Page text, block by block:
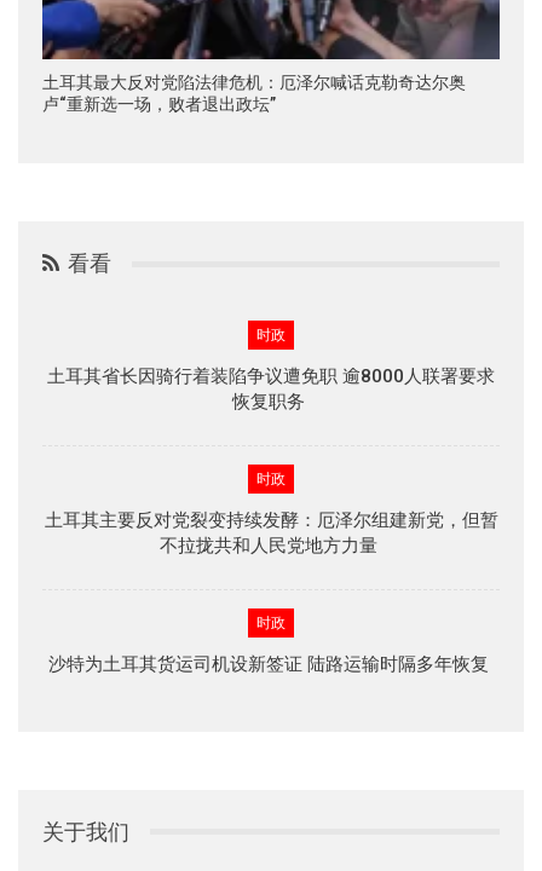
土耳其最大反对党陷法律危机：厄泽尔喊话克勒奇达尔奥
卢“重新选一场，败者退出政坛”
看看
时政
土耳其省长因骑行着装陷争议遭免职 逾8000人联署要求
恢复职务
时政
土耳其主要反对党裂变持续发酵：厄泽尔组建新党，但暂
不拉拢共和人民党地方力量
时政
沙特为土耳其货运司机设新签证 陆路运输时隔多年恢复
关于我们